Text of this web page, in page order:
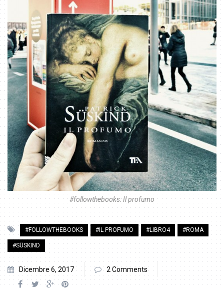
#followthebooks: Il profumo
#FOLLOWTHEBOOKS #IL PROFUMO #LIBRO4 #ROMA
#SÜSKIND
Dicembre 6, 2017 2 Comments